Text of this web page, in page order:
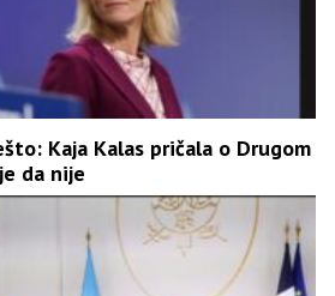
Kaja Kalas pričala o Drugom
da nije